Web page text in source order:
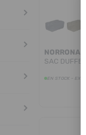
NORRONA
SAC DUFFEL
EN STOCK -